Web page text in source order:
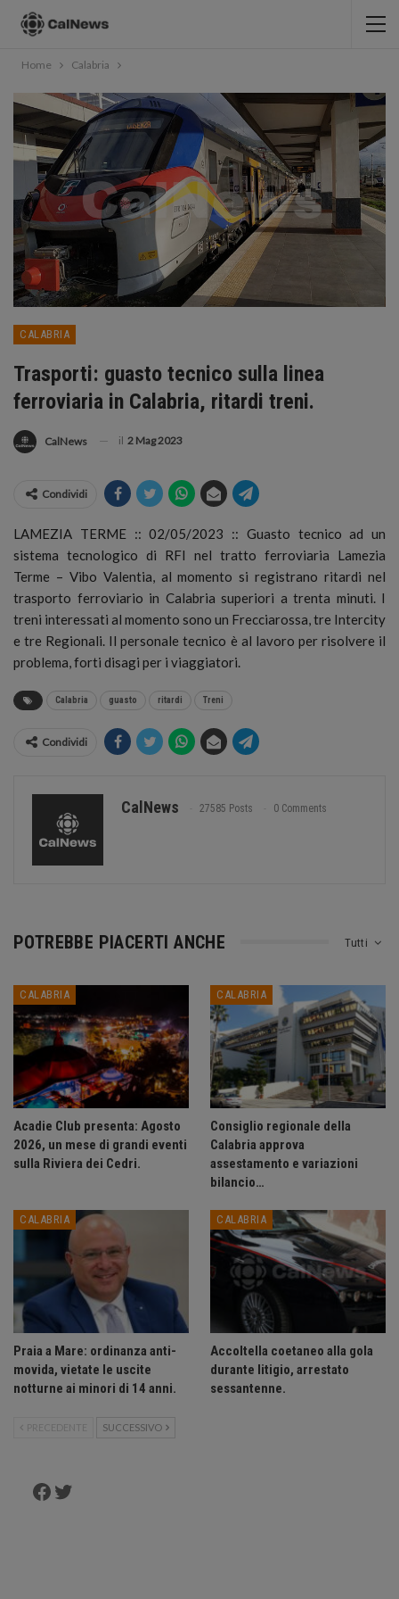
Home Calabria
CALABRIA
Trasporti: guasto tecnico sulla linea
ferroviaria in Calabria, ritardi treni.
CalNews il 2 Mag 2023
Condividi
LAMEZIA TERME :: 02/05/2023 :: Guasto tecnico ad un
sistema tecnologico di RFI nel tratto ferroviaria Lamezia
Terme – Vibo Valentia, al momento si registrano ritardi nel
trasporto ferroviario in Calabria superiori a trenta minuti. I
treni interessati al momento sono un Frecciarossa, tre Intercity
e tre Regionali. Il personale tecnico è al lavoro per risolvere il
problema, forti disagi per i viaggiatori.
Calabria guasto ritardi Treni
Condividi
CalNews 27585 Posts 0 Comments
Tutti
POTREBBE PIACERTI ANCHE
CALABRIA
Acadie Club presenta: Agosto
2026, un mese di grandi eventi
sulla Riviera dei Cedri.
CALABRIA
Consiglio regionale della
Calabria approva
assestamento e variazioni
bilancio…
CALABRIA
Praia a Mare: ordinanza anti-
movida, vietate le uscite
notturne ai minori di 14 anni.
CALABRIA
Accoltella coetaneo alla gola
durante litigio, arrestato
sessantenne.
PRECEDENTE SUCCESSIVO
Facebook
Twitter